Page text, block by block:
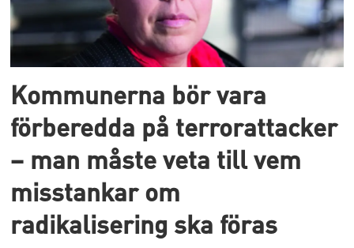
Kommunerna bör vara
förberedda på terrorattacker
– man måste veta till vem
misstankar om
radikalisering ska föras